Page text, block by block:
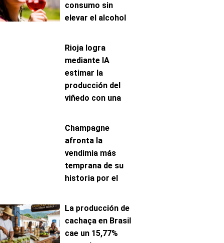
consumo sin
elevar el alcohol
Rioja logra
mediante IA
estimar la
producción del
viñedo con una
el 96%
Champagne
afronta la
vendimia más
temprana de su
historia por el
maduración
La producción de
cachaça en Brasil
cae un 15,77%